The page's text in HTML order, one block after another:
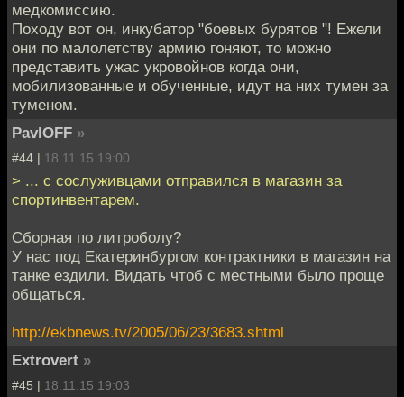
медкомиссию.
Походу вот он, инкубатор "боевых бурятов "! Ежели
они по малолетству армию гоняют, то можно
представить ужас укровойнов когда они,
мобилизованные и обученные, идут на них тумен за
туменом.
PavlOFF »
#44 | 18.11.15 19:00
> ... с сослуживцами отправился в магазин за
спортинвентарем.
Сборная по литроболу?
У нас под Екатеринбургом контрактники в магазин на
танке ездили. Видать чтоб с местными было проще
общаться.
http://ekbnews.tv/2005/06/23/3683.shtml
Extrovert »
#45 | 18.11.15 19:03